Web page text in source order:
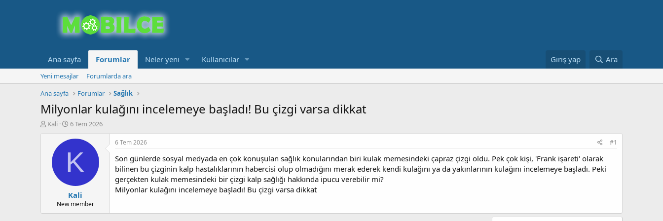
Ana sayfa Forumlar Neler yeni Kullanıcılar Giriş yap Ara
Yeni mesajlar
Forumlarda ara
Ana sayfa
Forumlar Sağlık
Milyonlar kulağını incelemeye başladı! Bu çizgi varsa dikkat
K
l
Kali
B
ş
a
n
ı
ç
t
a
6 Tem 2026
K
Kali
New member
6 Tem 2026 #1
Son günlerde sosyal medyada en çok konuşulan sağlık konularından biri kulak memesindeki çapraz çizgi oldu. Pek çok kişi, 'Frank işareti' olarak
bilinen bu çizginin kalp hastalıklarının habercisi olup olmadığını merak ederek kendi kulağını ya da yakınlarının kulağını incelemeye başladı. Peki
gerçekten kulak memesindeki bir çizgi kalp sağlığı hakkında ipucu verebilir mi?
Milyonlar kulağını incelemeye başladı! Bu çizgi varsa dikkat